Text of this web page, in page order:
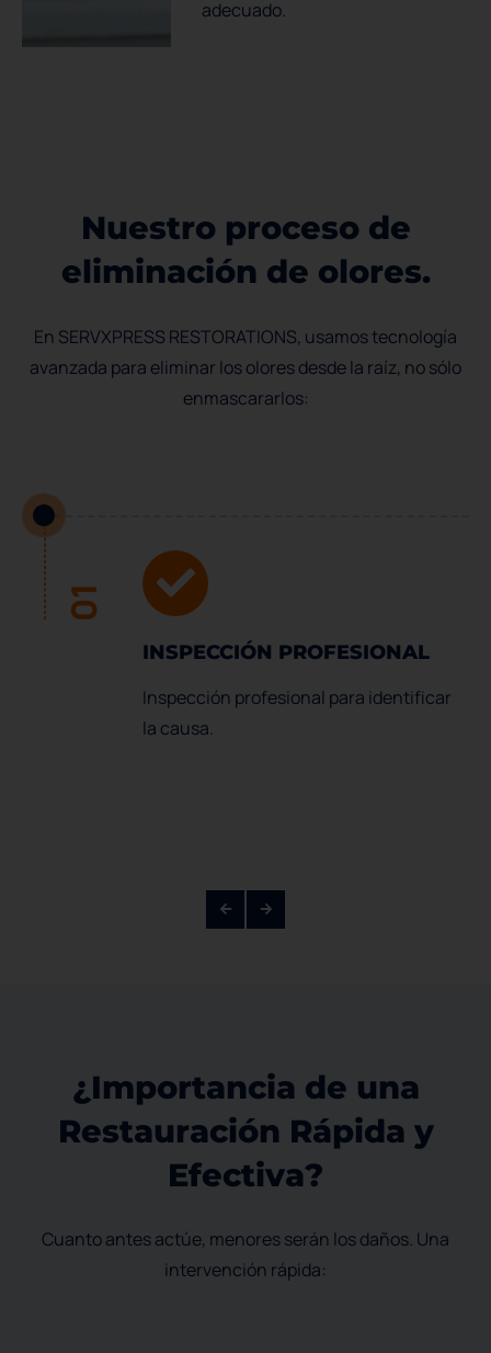
adecuado.
Nuestro proceso de
eliminación de olores.
En SERVXPRESS RESTORATIONS, usamos tecnología
avanzada para eliminar los olores desde la raíz, no sólo
enmascararlos:
01
INSPECCIÓN PROFESIONAL
Inspección profesional para identificar
la causa.
¿Importancia de una
Restauración Rápida y
Efectiva?
Cuanto antes actúe, menores serán los daños. Una
intervención rápida: